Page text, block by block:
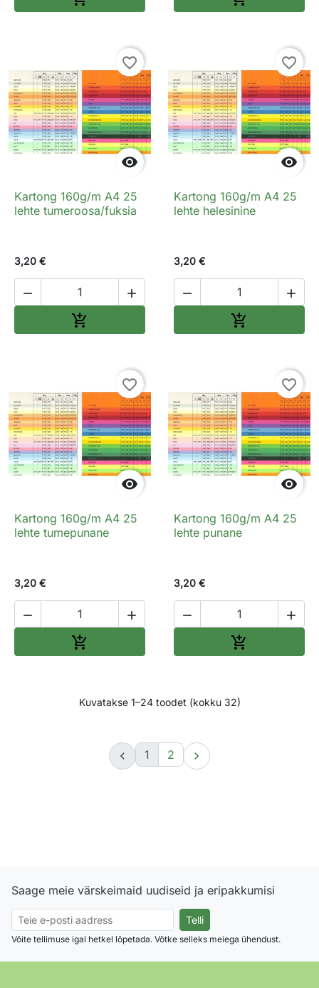

favorite_border
Kartong 160g/m A4 25
lehte tumeroosa/fuksia
3,20 €
 


favorite_border
Kartong 160g/m A4 25
lehte helesinine
3,20 €
 


favorite_border
Kartong 160g/m A4 25
lehte tumepunane
3,20 €
 


favorite_border
Kartong 160g/m A4 25
lehte punane
3,20 €
 

Kuvatakse 1–24 toodet (kokku 32)
 1 2 
Saage meie värskeimaid uudiseid ja eripakkumisi
Võite tellimuse igal hetkel lõpetada. Võtke selleks meiega ühendust.